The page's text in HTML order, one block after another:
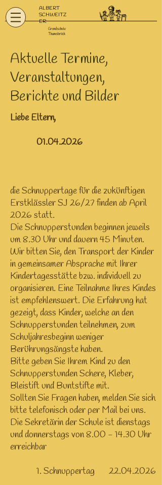
ALBERT
SCHWEITZ
ER
Grundschule
Thamsbrück
Aktuelle Termine,
Veranstaltungen,
Berichte und Bilder
Liebe Eltern,
01.04.2026
die Schnuppertage für die zukünftigen
Erstklässler SJ 26/27 finden ab April
2026 statt. ​​
Die Schnupperstunden beginnen jeweils
um 8.30 Uhr und dauern 45 Minuten.
Wir bitten Sie, den Transport der Kinder
in gemeinsamer Absprache mit Ihrer
Kindertagesstätte bzw. individuell zu
organisieren. Eine Teilnahme Ihres Kindes
ist empfehlenswert. Die Erfahrung hat
gezeigt, dass Kinder, welche an den
Schnupperstunden teilnehmen, zum
Schuljahresbeginn weniger
Berührungsängste haben.
Bitte geben Sie Ihrem Kind zu den
Schnupperstunden Schere, Kleber,
Bleistift und Buntstifte mit.
Sollten Sie Fragen haben, melden Sie sich
bitte telefonisch oder per Mail bei uns.
Die Sekretärin der Schule ist dienstags
und donnerstags von 8.00 - 14.30 Uhr
erreichbar
1. Schnuppertag 22.04.2026